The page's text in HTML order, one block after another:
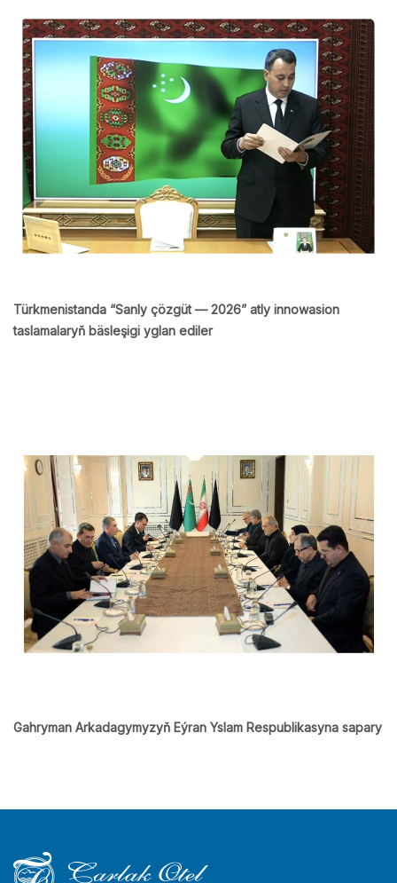
Türkmenistanda “Sanly çözgüt — 2026” atly innowasion
taslamalaryň bäsleşigi yglan ediler
Gahryman Arkadagymyzyň Eýran Yslam Respublikasyna sapary